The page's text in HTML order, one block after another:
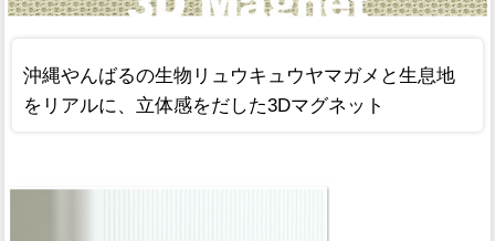
沖縄やんばるの生物リュウキュウヤマガメと生息地
をリアルに、立体感をだした3Dマグネット